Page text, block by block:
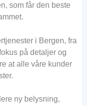
som får den beste
i Bergen, fra
på detaljer og
at alle våre kunder
ny belysning,